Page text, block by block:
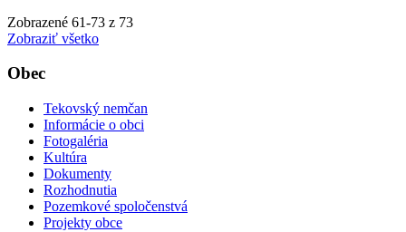
Zobrazené 61-73 z 73
Zobraziť všetko
Obec
Tekovský nemčan
Informácie o obci
Fotogaléria
Kultúra
Dokumenty
Rozhodnutia
Pozemkové spoločenstvá
Projekty obce